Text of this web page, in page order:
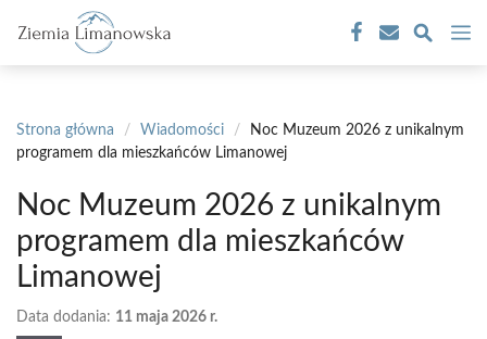
treści
Strona główna / Wiadomości /
Noc Muzeum 2026 z unikalnym
programem dla mieszkańców Limanowej
Noc Muzeum 2026 z unikalnym
programem dla mieszkańców
Limanowej
Data dodania: 11 maja 2026 r.